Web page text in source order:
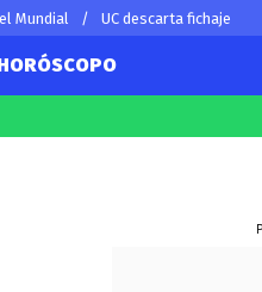
Mundial UC descarta fichaje